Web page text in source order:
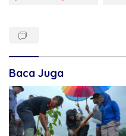
Baca Juga